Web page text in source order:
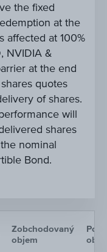
the fixed
at the
affected at 100%
NVIDIA &
at the end
quotes
of shares.
will
shares
nominal
Bond.
Zobchodovaný
objem